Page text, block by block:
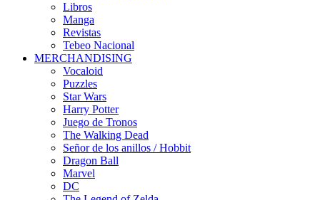
Libros
Manga
Revistas
Tebeo Nacional
MERCHANDISING
Vocaloid
Puzzles
Star Wars
Harry Potter
Juego de Tronos
The Walking Dead
Señor de los anillos / Hobbit
Dragon Ball
Marvel
DC